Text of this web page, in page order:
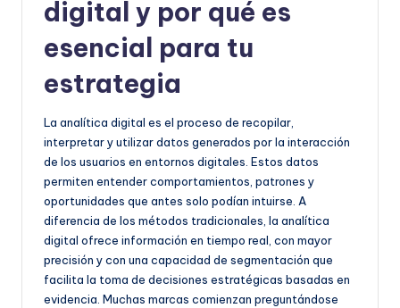
digital y por qué es
esencial para tu
estrategia
La analítica digital es el proceso de recopilar,
interpretar y utilizar datos generados por la interacción
de los usuarios en entornos digitales. Estos datos
permiten entender comportamientos, patrones y
oportunidades que antes solo podían intuirse. A
diferencia de los métodos tradicionales, la analítica
digital ofrece información en tiempo real, con mayor
precisión y con una capacidad de segmentación que
facilita la toma de decisiones estratégicas basadas en
evidencia. Muchas marcas comienzan preguntándose